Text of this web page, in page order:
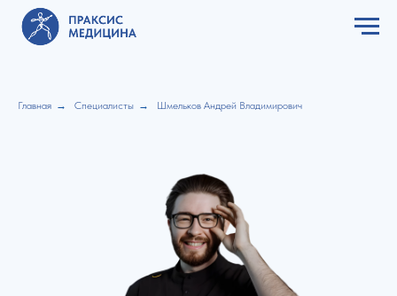
Главная → Специалисты → Шмельков Андрей Владимирович